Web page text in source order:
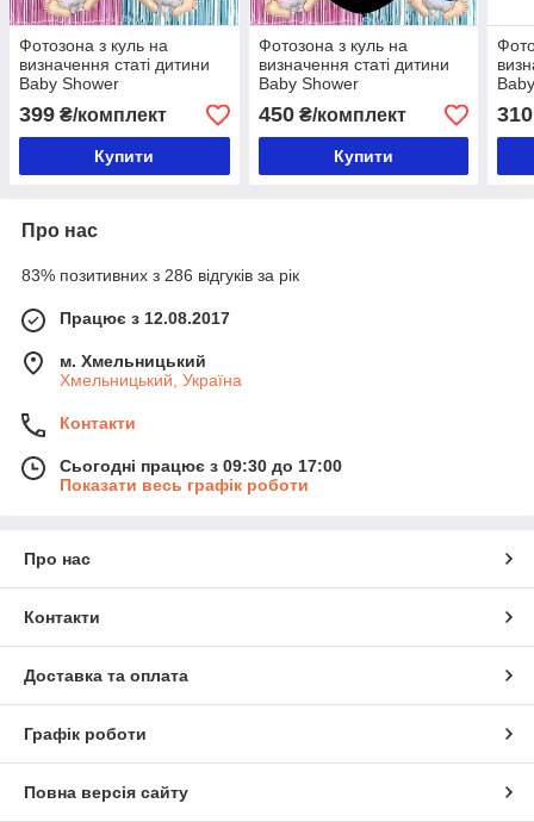
Фотозона з куль на
визначення статі дитини
Baby Shower
399 ₴/комплект
Купити
Фотозона з куль на
визначення статі дитини
Baby Shower
450₴/комплект
Купити
310
Про нас
83% позитивних з 286 відгуків за рік
Працює з 12.08.2017
м. Хмельницький
Хмельницький, Україна
Контакти
Сьогодні працює з 09:30 до 17:00
Показати весь графік роботи
Про нас
Контакти
Доставка та оплата
Графік роботи
Повна версія сайту